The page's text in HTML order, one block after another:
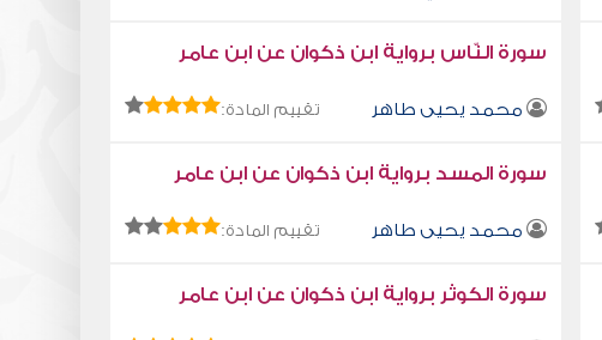
سورة النّاس برواية ابن ذكوان عن ابن عامر
محمد يحيى طاهر تقييم المادة:
سورة المسد برواية ابن ذكوان عن ابن عامر
محمد يحيى طاهر تقييم المادة:
سورة الكوثر برواية ابن ذكوان عن ابن عامر